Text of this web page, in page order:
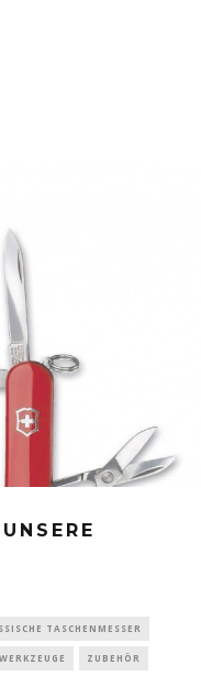
TASCHENMESSER
WERKZEUGE ZUBEHÖR